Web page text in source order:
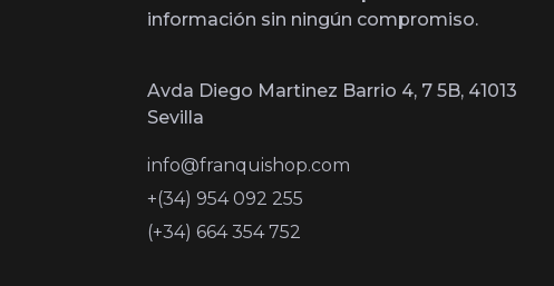
información sin ningún compromiso.
Avda Diego Martinez Barrio 4, 7 5B, 41013
Sevilla
info@franquishop.com
+(34) 954 092 255
(+34) 664 354 752